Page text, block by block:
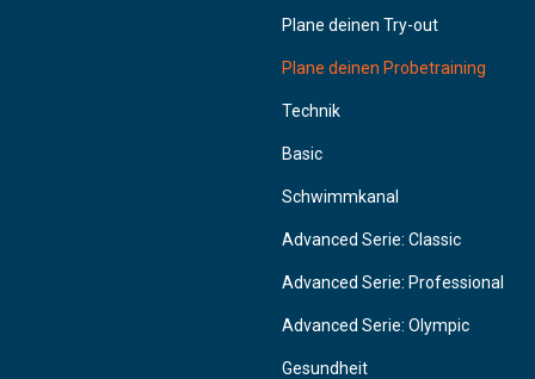
Plane deinen Try-out
Plane deinen Probetraining
Technik
Basic
Schwimmkanal
Advanced Serie: Classic
Advanced Serie: Professional
Advanced Serie: Olympic
Gesundheit